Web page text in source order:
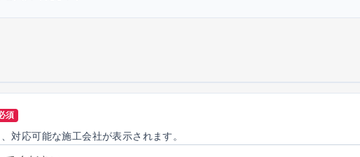
須
対応可能な施工会社が表示されます。